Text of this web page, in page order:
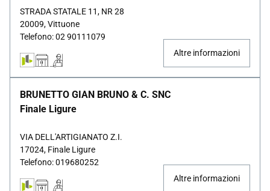
STRADA STATALE 11, NR 28
20009, Vittuone
Telefono: 02 90111079
Altre informazioni
BRUNETTO GIAN BRUNO & C. SNC
Finale Ligure
VIA DELL'ARTIGIANATO Z.I.
17024, Finale Ligure
Telefono: 019680252
Altre informazioni